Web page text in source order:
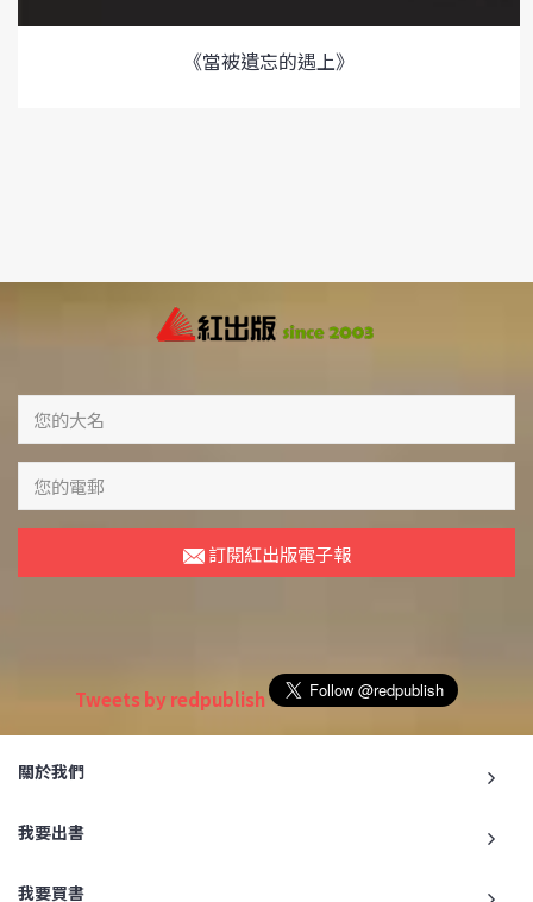
《當被遺忘的遇上》
訂閱紅出版電子報
Tweets by redpublish
關於我們
我要出書
我要買書